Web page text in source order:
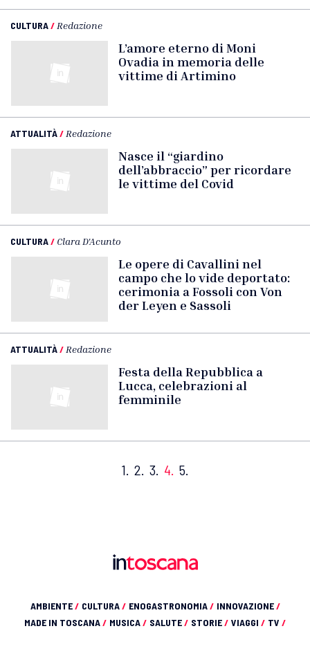
CULTURA/ Redazione
L’amore eterno di Moni
Ovadia in memoria delle
vittime di Artimino
ATTUALITÀ/ Redazione
Nasce il “giardino
dell’abbraccio” per ricordare
le vittime del Covid
CULTURA/ Clara D'Acunto
Le opere di Cavallini nel
campo che lo vide deportato:
cerimonia a Fossoli con Von
der Leyen e Sassoli
ATTUALITÀ/ Redazione
Festa della Repubblica a
Lucca, celebrazioni al
femminile
1. 2. 3. 4. 5.
AMBIENTE/ CULTURA/ ENOGASTRONOMIA/ INNOVAZIONE/
MADE IN TOSCANA/ MUSICA/ SALUTE/ STORIE/ VIAGGI / TV /